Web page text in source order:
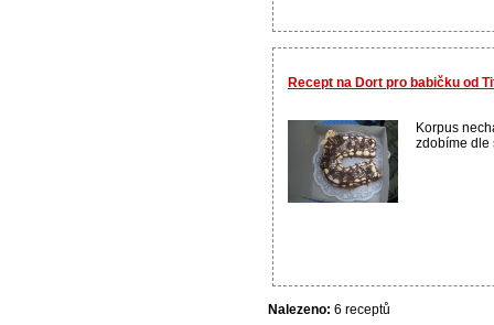
Recept na Dort pro babičku od
Korpus
zdobíme dle
Nalezeno: 6 receptů